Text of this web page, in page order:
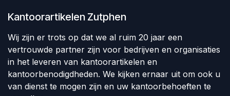
Kantoorartikelen Zutphen
Wij zijn er trots op dat we al ruim 20 jaar een
vertrouwde partner zijn voor bedrijven en organisaties
in het leveren van kantoorartikelen en
kantoorbenodigdheden. We kijken ernaar uit om ook u
van dienst te mogen zijn en uw kantoorbehoeften te